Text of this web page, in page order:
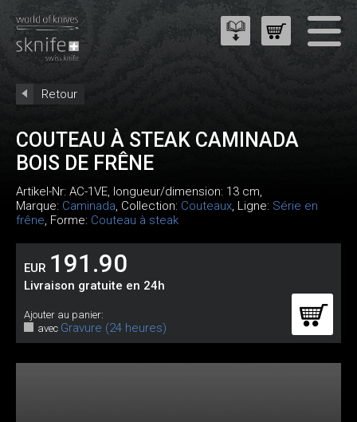
Retour
COUTEAU À STEAK CAMINADA
BOIS DE FRÊNE
Artikel-Nr: AC-1VE, longueur/dimension: 13 cm,
Marque: Caminada, Collection: Couteaux, Ligne: Série en
frêne, Forme: Couteau à steak
EUR 191.90
Livraison gratuite en 24h
Ajouter au panier:
avec Gravure (24 heures)